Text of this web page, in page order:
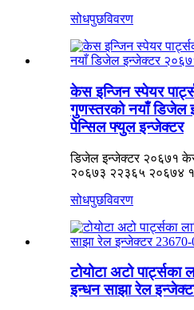
सोधपुछविवरण
केस इन्जिन स्पेयर
गुणस्तरको नयाँ डिजेल
पेन्सिल फ्युल इन्जेक्टर
डिजेल इन्जेक्टर २०६७१
२०६७३ २२३६५ २०६७४
सोधपुछविवरण
टोयोटा अटो पार्ट्सका
इन्धन साझा रेल